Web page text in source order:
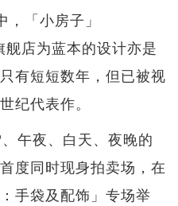
「小房子」
店为蓝本的设计亦是
有短短数年，但已被视
纪代表作。
午夜、白天、夜晚的
度同时现身拍卖场，在
手袋及配饰」专场举